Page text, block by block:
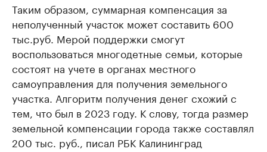
Таким образом, суммарная компенсация за
неполученный участок может составить 600
тыс.руб. Мерой поддержки смогут
воспользоваться многодетные семьи, которые
состоят на учете в органах местного
самоуправления для получения земельного
участка. Алгоритм получения денег схожий с
тем, что был в 2023 году. К слову, тогда размер
земельной компенсации города также составлял
200 тыс. руб., писал РБК Калининград